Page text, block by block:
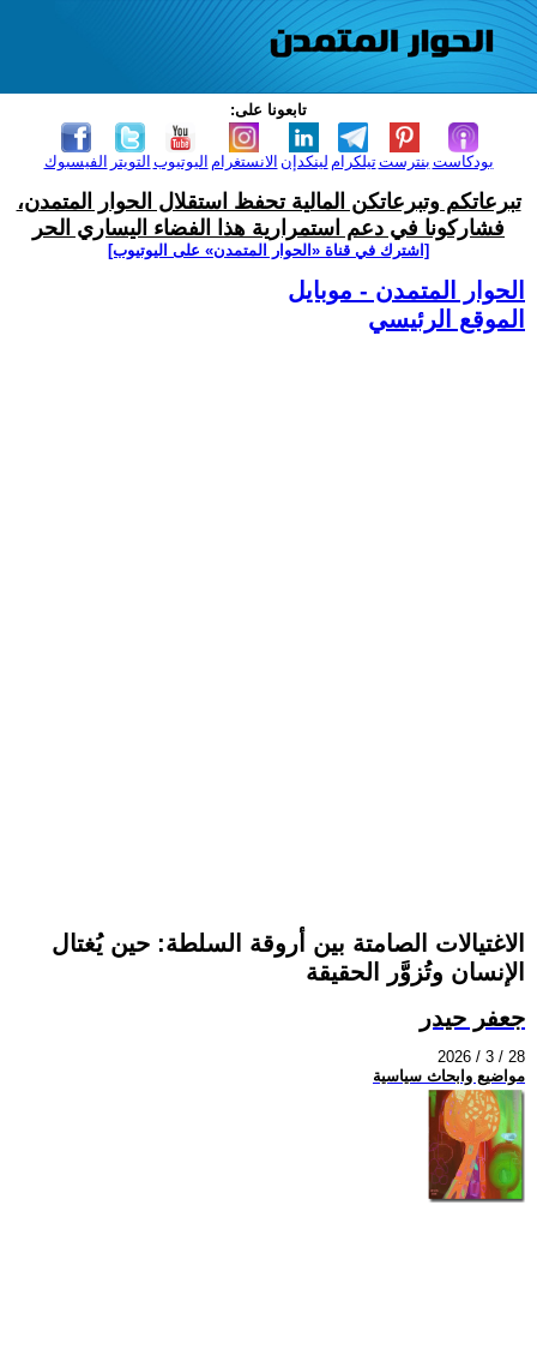
تابعونا على:
الفيسبوك التويتر اليوتيوب الانستغرام لينكدإن تيلكرامبنترست بودكاست
تبرعاتكم وتبرعاتكن المالية تحفظ استقلال الحوار المتمدن،
فشاركونا في دعم استمرارية هذا الفضاء اليساري الحر
[اشترك في قناة ‫«الحوار المتمدن» على اليوتيوب]
الحوار المتمدن - موبايل
الموقع الرئيسي
الاغتيالات الصامتة بين أروقة السلطة: حين يُغتال
الإنسان وتُزوَّر الحقيقة
جعفر حيدر
2026 / 3 / 28
مواضيع وابحاث سياسية